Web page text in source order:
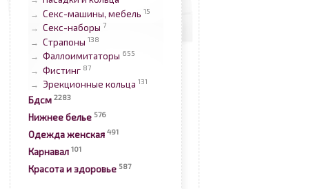
→ Секс-машины, мебель 15
→ Секс-наборы 7
→ Страпоны 138
→ Фаллоимитаторы 655
→ Фистинг 87
→ Эрекционные кольца 131
Бдсм 2283
Нижнее белье 576
Одежда женская 491
Карнавал 101
Красота и здоровье 587